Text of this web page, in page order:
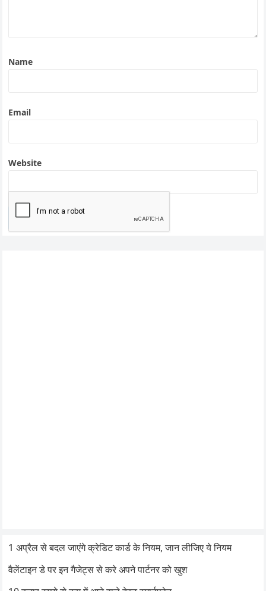
Name
Email
Website
1 अप्रैल से बदल जाएंगे क्रेडिट कार्ड के नियम, जान लीजिए ये नियम
वैलेंटाइन डे पर इन गैजेट्स से करे अपने पार्टनर को खुश